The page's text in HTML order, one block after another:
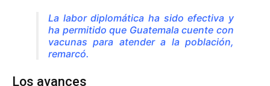
La labor diplomática ha sido efectiva y
ha permitido que Guatemala cuente con
vacunas para atender a la población,
remarcó.
Los avances